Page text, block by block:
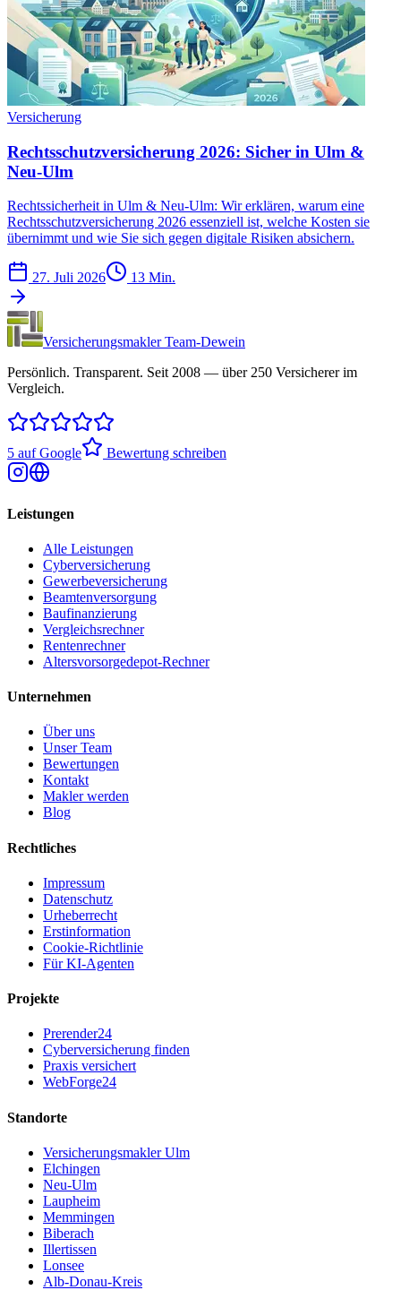
Versicherung
Rechtsschutzversicherung 2026: Sicher in Ulm &
Neu-Ulm
Rechtssicherheit in Ulm & Neu-Ulm: Wir erklären, warum eine
Rechtsschutzversicherung 2026 essenziell ist, welche Kosten sie
übernimmt und wie Sie sich gegen digitale Risiken absichern.
27. Juli 2026 13 Min.
Versicherungsmakler Team-Dewein
Persönlich. Transparent. Seit 2008 — über 250 Versicherer im
Vergleich.
5 auf Google Bewertung schreiben
Leistungen
Alle Leistungen
Cyberversicherung
Gewerbeversicherung
Beamtenversorgung
Baufinanzierung
Vergleichsrechner
Rentenrechner
Altersvorsorgedepot-Rechner
Unternehmen
Über uns
Unser Team
Bewertungen
Kontakt
Makler werden
Blog
Rechtliches
Impressum
Datenschutz
Urheberrecht
Erstinformation
Cookie-Richtlinie
Für KI-Agenten
Projekte
Prerender24
Cyberversicherung finden
Praxis versichert
WebForge24
Standorte
Versicherungsmakler Ulm
Elchingen
Neu-Ulm
Laupheim
Memmingen
Biberach
Illertissen
Lonsee
Alb-Donau-Kreis